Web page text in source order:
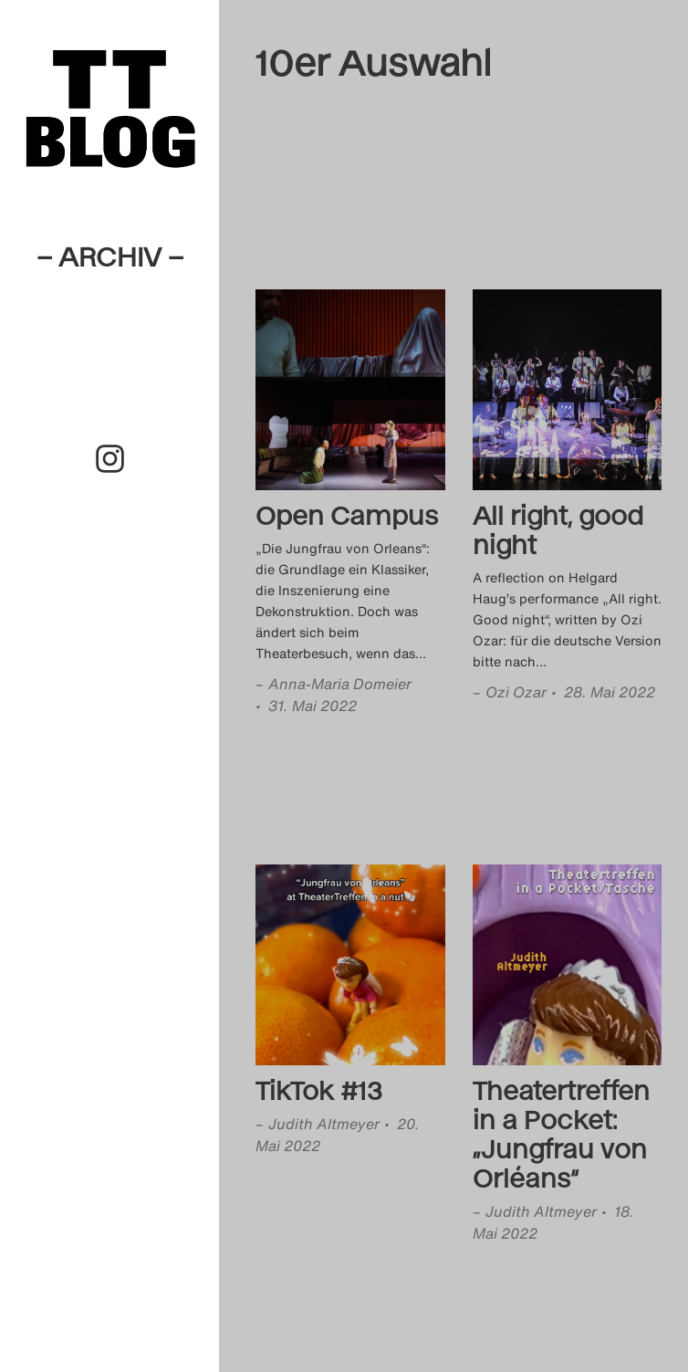
– ARCHIV –
10er Auswahl
Open Campus
„Die Jungfrau von Orleans“:
die Grundlage ein Klassiker,
die Inszenierung eine
Dekonstruktion. Doch was
ändert sich beim
Theaterbesuch, wenn das…
– Anna-Maria Domeier
• 31. Mai 2022
All right, good
night
A reflection on Helgard
Haug’s performance „All right.
Good night“, written by Ozi
Ozar: für die deutsche Version
bitte nach…
– Ozi Ozar • 28. Mai 2022
TikTok #13
– Judith Altmeyer • 20.
Mai 2022
Theatertreffen
in a Pocket:
„Jungfrau von
Orléans“
– Judith Altmeyer • 18.
Mai 2022